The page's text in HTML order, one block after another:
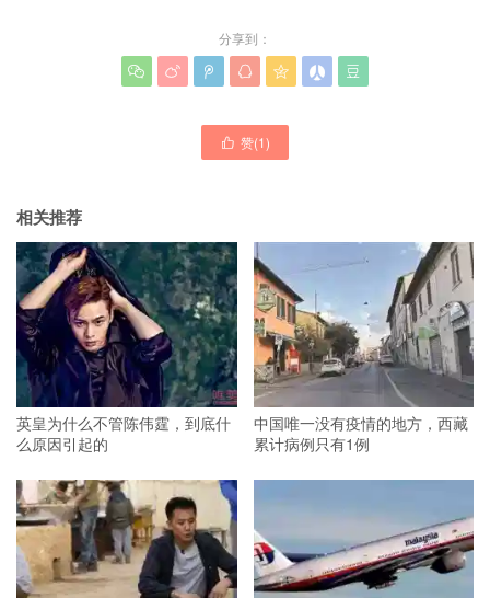
分享到：
      
 赞(1)
相关推荐
英皇为什么不管陈伟霆，到底什
么原因引起的
中国唯一没有疫情的地方，西藏
累计病例只有1例